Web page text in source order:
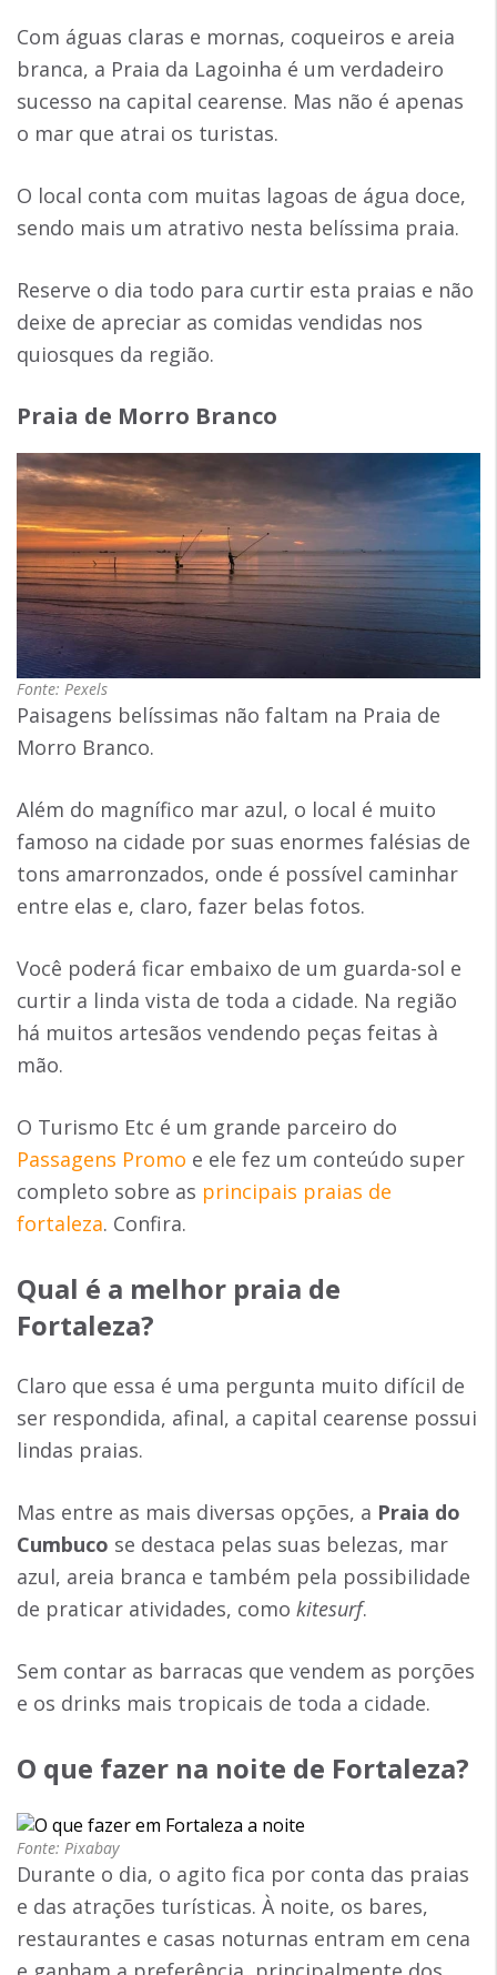
Com águas claras e mornas, coqueiros e areia
branca, a Praia da Lagoinha é um verdadeiro
sucesso na capital cearense. Mas não é apenas
o mar que atrai os turistas.
O local conta com muitas lagoas de água doce,
sendo mais um atrativo nesta belíssima praia.
Reserve o dia todo para curtir esta praias e não
deixe de apreciar as comidas vendidas nos
quiosques da região.
Praia de Morro Branco
Fonte: Pexels
Paisagens belíssimas não faltam na Praia de
Morro Branco.
Além do magnífico mar azul, o local é muito
famoso na cidade por suas enormes falésias de
tons amarronzados, onde é possível caminhar
entre elas e, claro, fazer belas fotos.
Você poderá ficar embaixo de um guarda-sol e
curtir a linda vista de toda a cidade. Na região
há muitos artesãos vendendo peças feitas à
mão.
O Turismo Etc é um grande parceiro do
Passagens Promo e ele fez um conteúdo super
completo sobre as principais praias de
fortaleza. Confira.
Qual é a melhor praia de
Fortaleza?
Claro que essa é uma pergunta muito difícil de
ser respondida, afinal, a capital cearense possui
lindas praias.
Mas entre as mais diversas opções, a Praia do
Cumbuco se destaca pelas suas belezas, mar
azul, areia branca e também pela possibilidade
de praticar atividades, como kitesurf.
Sem contar as barracas que vendem as porções
e os drinks mais tropicais de toda a cidade.
O que fazer na noite de Fortaleza?
Fonte: Pixabay
Durante o dia, o agito fica por conta das praias
e das atrações turísticas. À noite, os bares,
restaurantes e casas noturnas entram em cena